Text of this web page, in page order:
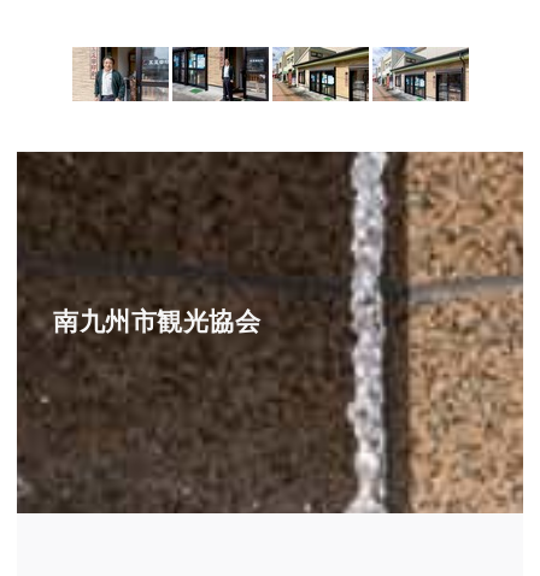
南九州市観光協会